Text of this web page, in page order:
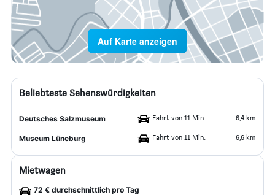
Auf Karte anzeigen
Beliebteste Sehenswürdigkeiten
Deutsches Salzmuseum Fahrt von 11 Min. 6,4 km
Museum Lüneburg Fahrt von 11 Min. 6,6 km
Mietwagen
72 € durchschnittlich pro Tag